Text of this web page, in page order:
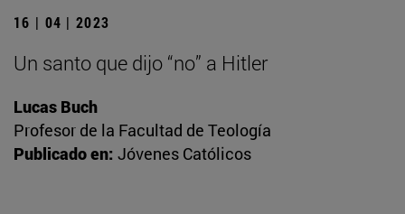
16 | 04 | 2023
Un santo que dijo “no” a Hitler
Lucas Buch
Profesor de la Facultad de Teología
Publicado en: Jóvenes Católicos